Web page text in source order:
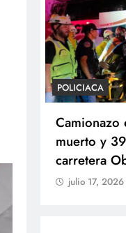
POLICIACA
Camionazo
muerto y
carretera
julio 17, 2026